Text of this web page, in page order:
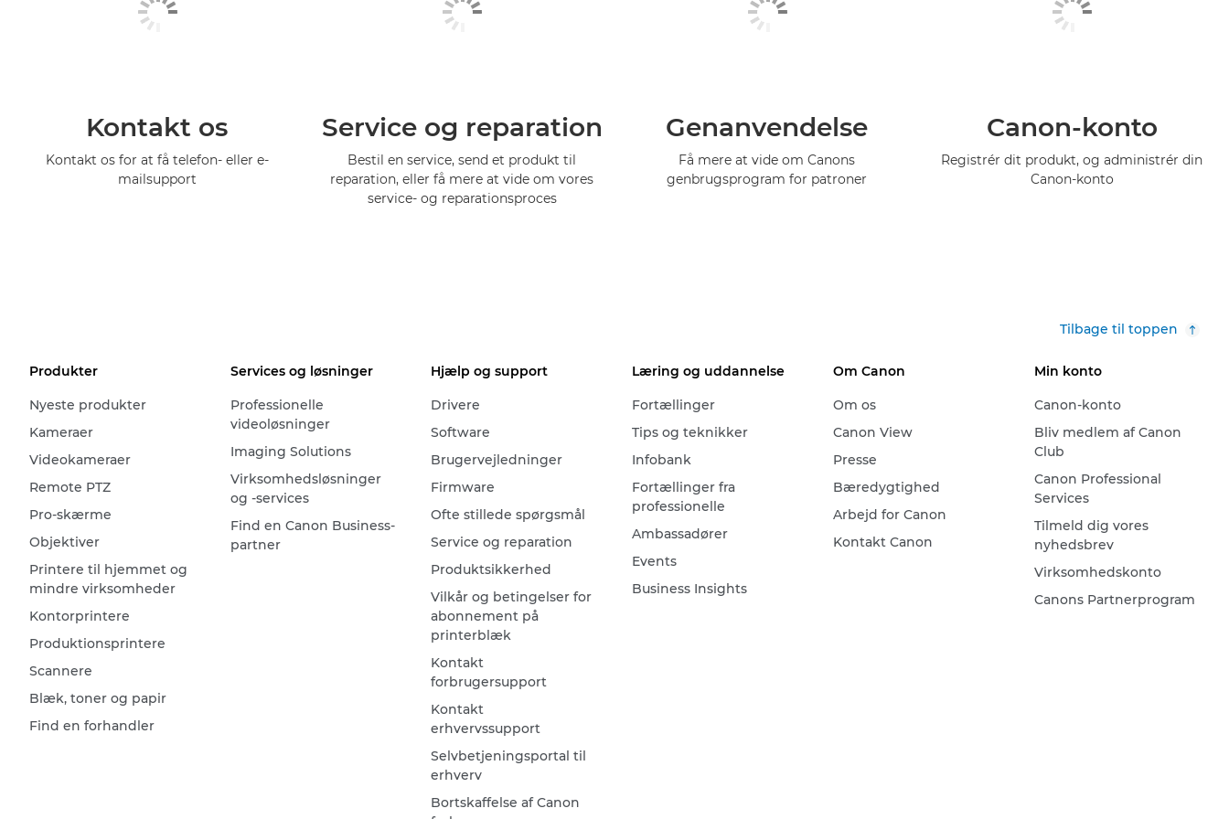
Kontakt os
Kontakt os for at få telefon- eller e-
mailsupport
Service og reparation
Bestil en service, send et produkt til
reparation, eller få mere at vide om vores
service- og reparationsproces
Genanvendelse
Få mere at vide om Canons
genbrugsprogram for patroner
Canon-konto
Registrér dit produkt, og administrér din
Canon-konto
Tilbage til toppen
Produkter
Nyeste produkter
Kameraer
Videokameraer
Remote PTZ
Pro-skærme
Objektiver
Printere til hjemmet og
mindre virksomheder
Kontorprintere
Produktionsprintere
Scannere
Blæk, toner og papir
Find en forhandler
Services og løsninger
Professionelle
videoløsninger
Imaging Solutions
Virksomhedsløsninger
og -services
Find en Canon Business-
partner
Hjælp og support
Drivere
Software
Brugervejledninger
Firmware
Ofte stillede spørgsmål
Service og reparation
Produktsikkerhed
Vilkår og betingelser for
abonnement på
printerblæk
Kontakt
forbrugersupport
Kontakt
erhvervssupport
Selvbetjeningsportal til
erhverv
Bortskaffelse af Canon
Læring og uddannelse
Fortællinger
Tips og teknikker
Infobank
Fortællinger fra
professionelle
Ambassadører
Events
Business Insights
Om Canon
Om os
Canon View
Presse
Bæredygtighed
Arbejd for Canon
Kontakt Canon
Min konto
Canon-konto
Bliv medlem af Canon
Club
Canon Professional
Services
Tilmeld dig vores
nyhedsbrev
Virksomhedskonto
Canons Partnerprogram